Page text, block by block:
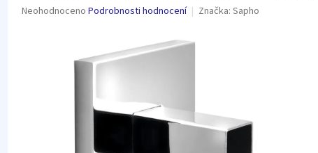
Průměrné
Neohodnoceno Podrobnosti hodnocení Značka: Sapho